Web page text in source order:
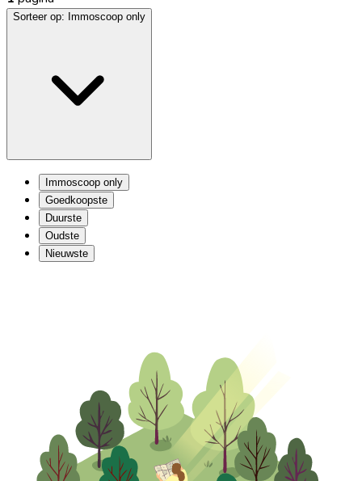
Sorteer op: Immoscoop only
Immoscoop only
Goedkoopste
Duurste
Oudste
Nieuwste